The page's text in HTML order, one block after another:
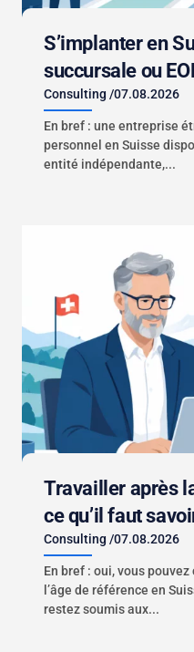
S’implanter en
succursale ou
Consulting /07.08.2026
En bref : une entreprise
personnel en Suisse
entité indépendante,...
Travailler après
ce qu’il faut
Consulting /07.08.2026
En bref : oui, vous
l’âge de référence en
restez soumis aux...